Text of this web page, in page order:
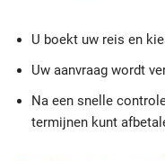
U boekt uw reis en
Uw aanvraag wordt
Na een snelle
termijnen kunt